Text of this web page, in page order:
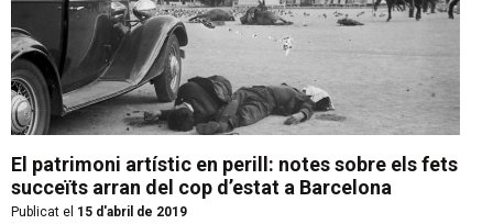
El patrimoni artístic en perill: notes sobre els fets
succeïts arran del cop d’estat a Barcelona
Publicat el 15 d'abril de 2019